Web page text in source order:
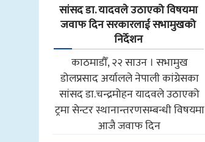
सांसद डा‍‍. यादवले उठाएको विषयमा
जवाफ दिन सरकारलाई सभामुखको
निर्देशन
काठमाडौँ, २२ साउन । सभामुख
डोलप्रसाद अर्यालले नेपाली कांग्रेसका
सांसद डा.चन्द्रमोहन यादवले उठाएको
ट्रमा सेन्टर स्थानान्तरणसम्बन्धी विषयमा
आजै जवाफ दिन